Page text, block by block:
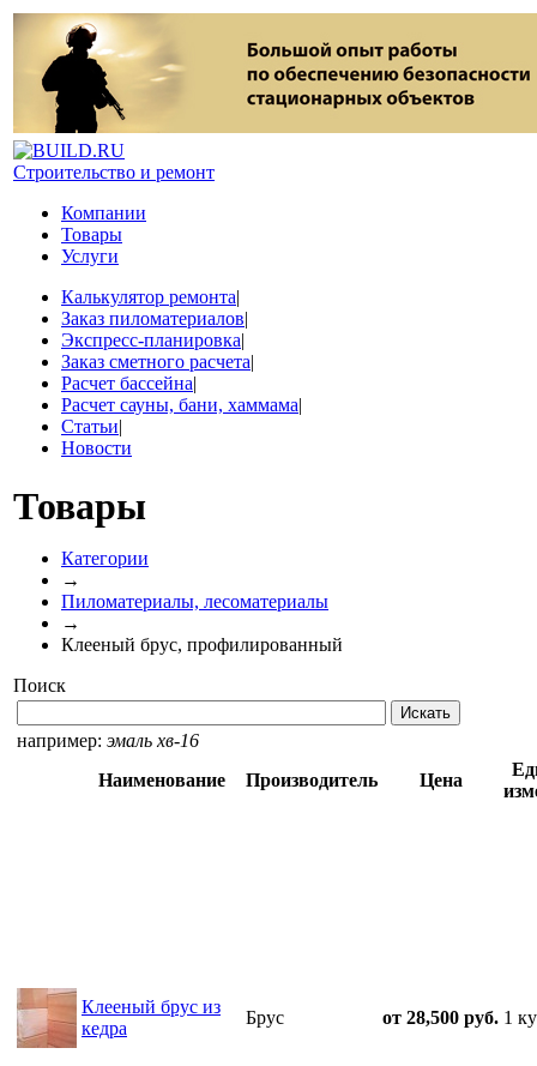
Строительство и ремонт
Компании
Товары
Услуги
Калькулятор ремонта|
Заказ пиломатериалов|
Экспресс-планировка|
Заказ сметного расчета|
Расчет бассейна|
Расчет сауны, бани, хаммама|
Статьи|
Новости
Товары
Категории
→
Пиломатериалы, лесоматериалы
→
Клееный брус, профилированный
Поиск
например: эмаль хв-16
Наименование
Производитель Цена
Клееный брус из
кедра
Брус от 28,500 руб. 1